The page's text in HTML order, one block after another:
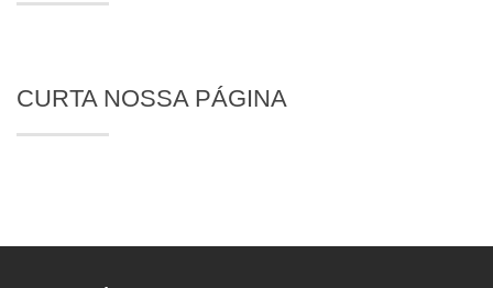
CURTA NOSSA PÁGINA